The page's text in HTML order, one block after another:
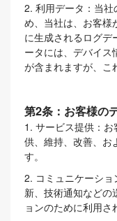
2. 利用データ：当
め、当社は、お客様
に生成されるログデ
ータには、デバイス
が含まれますが、こ
第2条：お客様の
1. サービス提供：
供、維持、改善、お
す。
2. コミュニケーシ
新、技術通知などの
ョンのために利用さ